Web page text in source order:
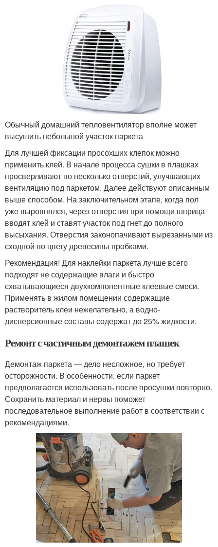
Обычный домашний тепловентилятор вполне может
высушить небольшой участок паркета
Для лучшей фиксации просохших клепок можно
применить клей. В начале процесса сушки в плашках
просверливают по несколько отверстий, улучшающих
вентиляцию под паркетом. Далее действуют описанным
выше способом. На заключительном этапе, когда пол
уже выровнялся, через отверстия при помощи шприца
вводят клей и ставят участок под гнет до полного
высыхания. Отверстия законопачивают вырезанными из
сходной по цвету древесины пробками.
Рекомендация! Для наклейки паркета лучше всего
подходят не содержащие влаги и быстро
схватывающиеся двухкомпонентные клеевые смеси.
Применять в жилом помещении содержащие
растворитель клеи нежелательно, а водно-
дисперсионные составы содержат до 25% жидкости.
Ремонт с частичным демонтажем плашек
Демонтаж паркета — дело несложное, но требует
осторожности. В особенности, если паркет
предполагается использовать после просушки повторно.
Сохранить материал и нервы поможет
последовательное выполнение работ в соответствии с
рекомендациями.